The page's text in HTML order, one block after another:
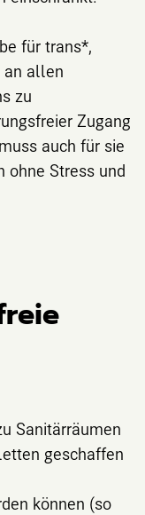
für trans*,
an allen
zu
Zugang
auch für sie
ohne Stress und
Sanitärräumen
geschaffen
können (so